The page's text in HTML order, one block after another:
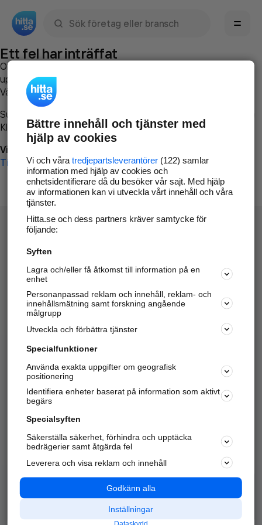
Ett fel har inträffat
Om du vill kan du
uppstod så att vi lättare och snabbare kan avhjälpa det.
Vänligen försök med följande:
Surfa till
Klicka påTillbaka-knappen i webbläsaren och försök igen
Vi beklagar besväret!
Till startsidan
Hitta.se - Gratis nummerupplysning.
Sök företag, personer och platser.
Hitta telefonnummer, adresser, företagsinfo mm.
Marknadsför företaget
Kom igång och annonsera mot
samarbetspartners nära dig.
Alla kategorier
Populära sökningar
API & Kartor
Annonsera
Integritet
Nödnummer
Bättre innehåll och tjänster med
hjälp av cookies
Vi och våra tredjepartsleverantörer(122) samlar
information med hjälp av cookies och
enhetsidentifierare då du besöker vår sajt. Med hjälp
av informationen kan vi utveckla vårt innehåll och våra
tjänster.
Hitta.se och dess partners kräver samtycke för
följande:
Syften
Lagra och/eller få åtkomst till information på en
enhet
Personanpassad reklam och innehåll, reklam- och
innehållsmätning samt forskning angående
målgrupp
Utveckla och förbättra tjänster
Specialfunktioner
Använda exakta uppgifter om geografisk
positionering
Identifiera enheter baserat på information som aktivt
begärs
Specialsyften
Säkerställa säkerhet, förhindra och upptäcka
bedrägerier samt åtgärda fel
Leverera och visa reklam och innehåll
Godkänn alla
Inställningar
Dataskydd